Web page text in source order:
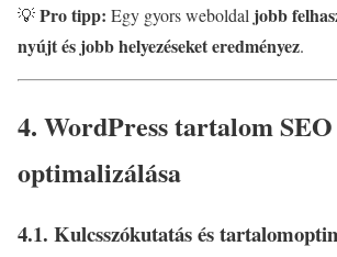
💡Pro tipp: Egy gyors weboldal jobb
nyújt és jobb helyezéseket eredményez.
4. WordPress tartalom SEO
optimalizálása
4.1. Kulcsszókutatás és